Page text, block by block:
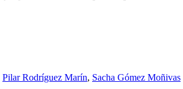
Pilar Rodríguez Marín, Sacha Gómez Moñivas